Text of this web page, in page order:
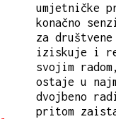
umjetničke
konačno
za
iziskuje i
svojim
ostaje u
dvojbeno
pritom